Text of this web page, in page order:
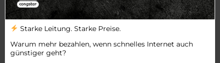
Starke Leitung. Starke Preise.
Warum mehr bezahlen, wenn schnelles Internet auch
günstiger geht?